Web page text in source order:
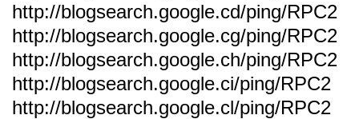
http://blogsearch.google.cd/ping/RPC2
http://blogsearch.google.cg/ping/RPC2
http://blogsearch.google.ch/ping/RPC2
http://blogsearch.google.ci/ping/RPC2
http://blogsearch.google.cl/ping/RPC2